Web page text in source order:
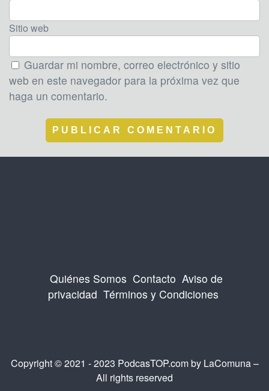
Sitio web
Guardar mi nombre, correo electrónico y sitio
web en este navegador para la próxima vez que
haga un comentario.
Quiénes Somos Contacto Aviso de
privacidad Términos y Condiciones
Copyright © 2021 - 2023 PodcasTOP.com by LaComuna–
All rights reserved